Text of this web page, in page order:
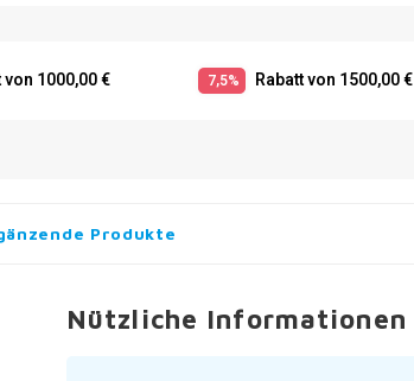
von 1000,00 € 7,5% Rabatt von 1500,00 €
Produkte
Nützliche Informationen